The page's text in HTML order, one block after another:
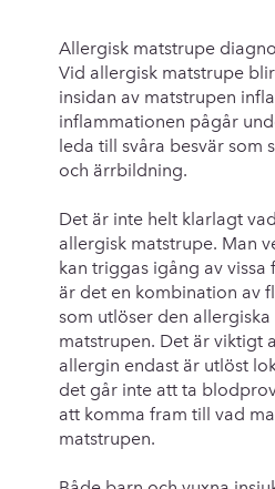
Allergisk matstrupe
Vid allergisk matstrupe
insidan av matstrupen
inflammationen pågår
leda till svåra besvär som
och ärrbildning.
Det är inte helt klarlagt
allergisk matstrupe. Man
kan triggas igång av
är det en kombination av
som utlöser den
matstrupen. Det är viktigt
allergin endast är utlöst
det går inte att ta
att komma fram till vad
matstrupen.